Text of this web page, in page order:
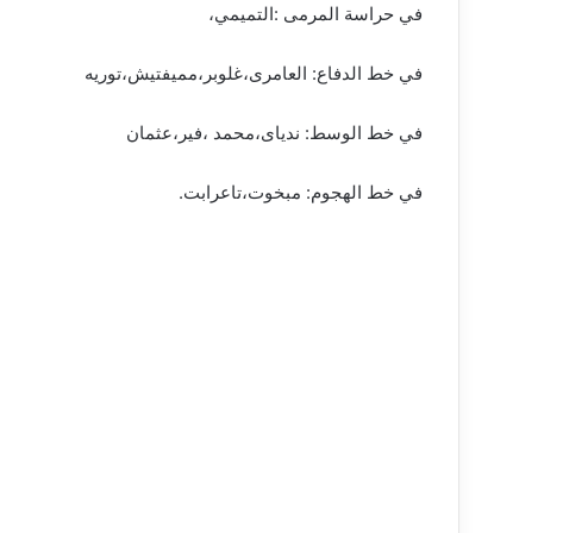
في حراسة المرمى :التميمي،
في خط الدفاع: العامرى،غلوبر،مميفتيش،توريه
في خط الوسط: ندياى،محمد ،فير،عثمان
في خط الهجوم: مبخوت،تاعرابت.